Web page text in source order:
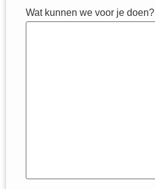
Wat kunnen we voor je doen?